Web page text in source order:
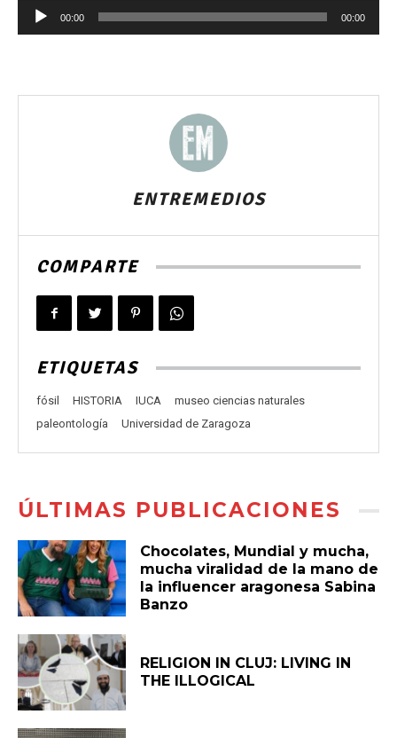
Reproductor
de
00:00 00:00
ENTREMEDIOS
COMPARTE
ETIQUETAS
fósil HISTORIA IUCA
museo ciencias naturales
paleontología
Universidad de Zaragoza
ÚLTIMAS PUBLICACIONES
Chocolates, Mundial y mucha,
mucha viralidad de la mano de
la influencer aragonesa Sabina
Banzo
RELIGION IN CLUJ: LIVING IN
THE ILLOGICAL